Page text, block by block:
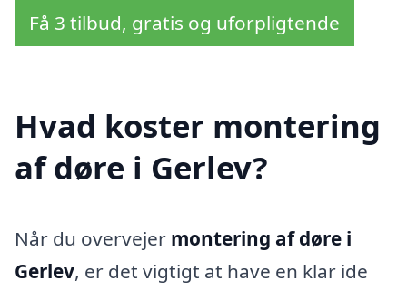
Få 3 tilbud, gratis og uforpligtende
Hvad koster montering
af døre i Gerlev?
Når du overvejer montering af døre i
Gerlev, er det vigtigt at have en klar ide